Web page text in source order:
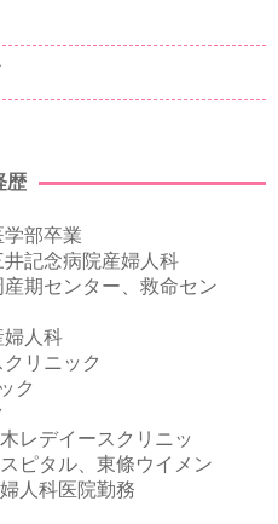
歴
部卒業
記念病院産婦人科
期センター、救命セン
人科
リニック
ク
レデイースクリニッ
ピタル、東條ウイメン
人科医院勤務